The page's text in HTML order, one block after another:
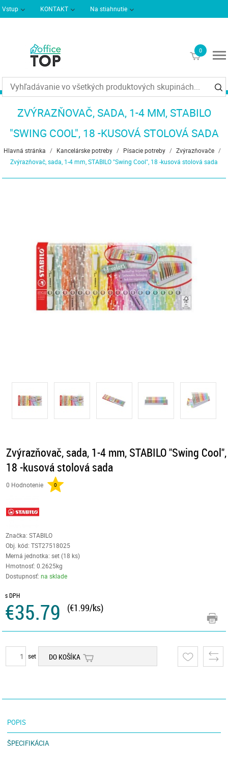
Vstup KONTAKT Na stiahnutie
0
€0
ZVÝRAZŇOVAČ, SADA, 1-4 MM, STABILO
"SWING COOL", 18 -KUSOVÁ STOLOVÁ SADA
Hlavná stránka / Kancelárske potreby / Písacie potreby / Zvýrazňovače /
Zvýrazňovač, sada, 1-4 mm, STABILO "Swing Cool", 18 -kusová stolová sada
Zvýrazňovač, sada, 1-4 mm, STABILO "Swing Cool",
18 -kusová stolová sada
0 Hodnotenie 0
Značka: STABILO
Obj. kód:TST27518025
Merná jednotka: set (18 ks)
Hmotnosť: 0.2625kg
Dostupnosť:na sklade
s DPH
€35.79 (€1.99/ks)
set DO KOŠÍKA
POPIS
ŠPECIFIKÁCIA